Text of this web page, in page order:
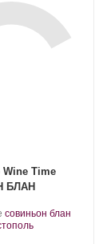
Time
БЛАН
.
Сорт
совиньон блан.